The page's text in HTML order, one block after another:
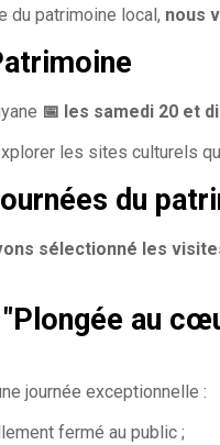
du patrimoine local, nous
📅 les samedi 20 et
les sites culturels
du
sélectionné les
au
journée exceptionnelle :
fermé au public ;